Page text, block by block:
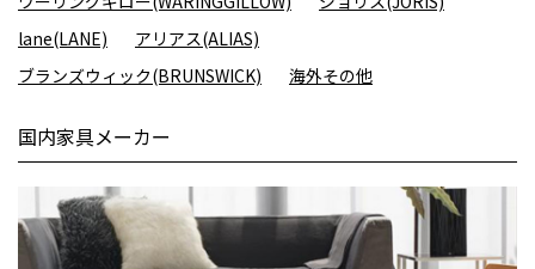
lane(LANE)
アリアス(ALIAS)
ブランズウィック(BRUNSWICK)
海外その他
国内家具メーカー